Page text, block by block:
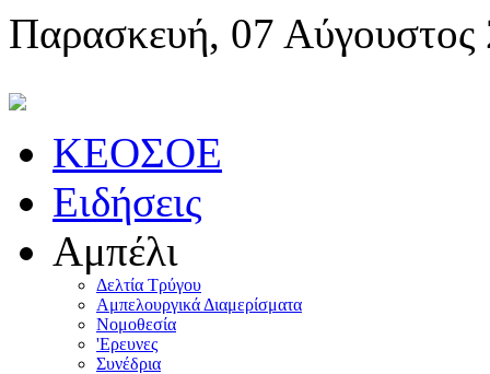
Παρασκευή, 07 Αύγουστος
KEOΣOE
Ειδήσεις
Αμπέλι
Δελτία Τρύγου
Αμπελουργικά Διαμερίσματα
Nομοθεσία
'Eρευνες
Συνέδρια